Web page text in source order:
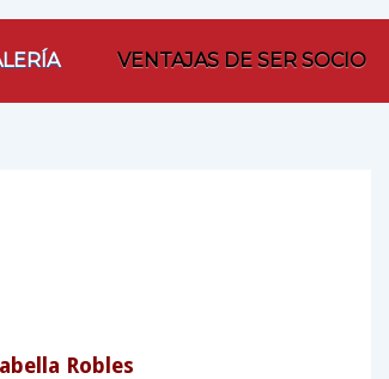
VENTAJAS DE SER SOCIO
Robles